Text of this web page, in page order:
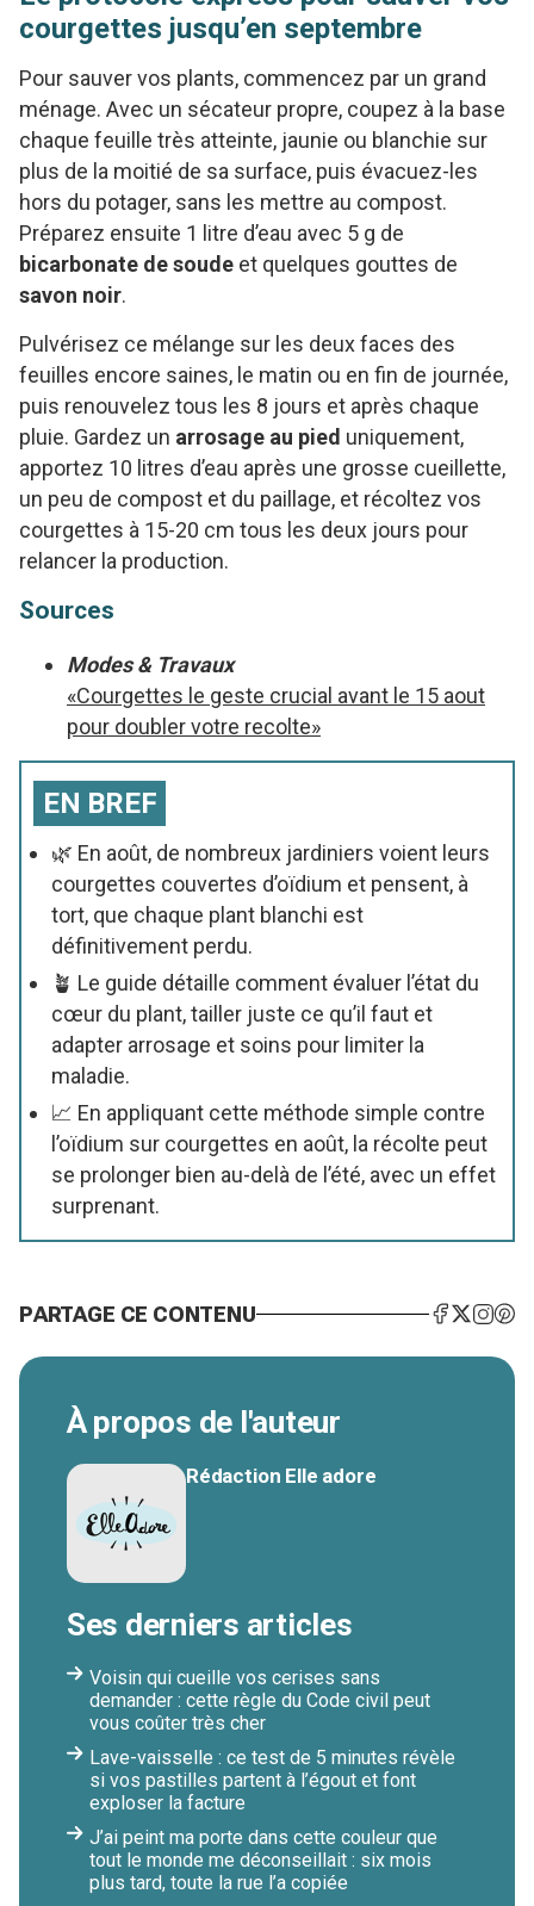
courgettes jusqu’en septembre
Pour sauver vos plants, commencez par un grand
ménage. Avec un sécateur propre, coupez à la base
chaque feuille très atteinte, jaunie ou blanchie sur
plus de la moitié de sa surface, puis évacuez-les
hors du potager, sans les mettre au compost.
Préparez ensuite 1 litre d’eau avec 5 g de
bicarbonate de soude et quelques gouttes de
savon noir.
Pulvérisez ce mélange sur les deux faces des
feuilles encore saines, le matin ou en fin de journée,
puis renouvelez tous les 8 jours et après chaque
pluie. Gardez un arrosage au pied uniquement,
apportez 10 litres d’eau après une grosse cueillette,
un peu de compost et du paillage, et récoltez vos
courgettes à 15-20 cm tous les deux jours pour
relancer la production.
Sources
Modes & Travaux
«Courgettes le geste crucial avant le 15 aout
pour doubler votre recolte»
EN BREF
🌿 En août, de nombreux jardiniers voient leurs
courgettes couvertes d’oïdium et pensent, à
tort, que chaque plant blanchi est
définitivement perdu.
🪴 Le guide détaille comment évaluer l’état du
cœur du plant, tailler juste ce qu’il faut et
adapter arrosage et soins pour limiter la
maladie.
📈 En appliquant cette méthode simple contre
l’oïdium sur courgettes en août, la récolte peut
se prolonger bien au-delà de l’été, avec un effet
surprenant.
PARTAGE CE CONTENU
À propos de l'auteur
Rédaction Elle adore
Ses derniers articles
Voisin qui cueille vos cerises sans
demander : cette règle du Code civil peut
vous coûter très cher
Lave-vaisselle : ce test de 5 minutes révèle
si vos pastilles partent à l’égout et font
exploser la facture
J’ai peint ma porte dans cette couleur que
tout le monde me déconseillait : six mois
plus tard, toute la rue l’a copiée